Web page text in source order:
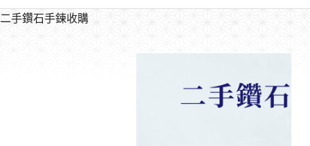
二手鑽石手鍊收購